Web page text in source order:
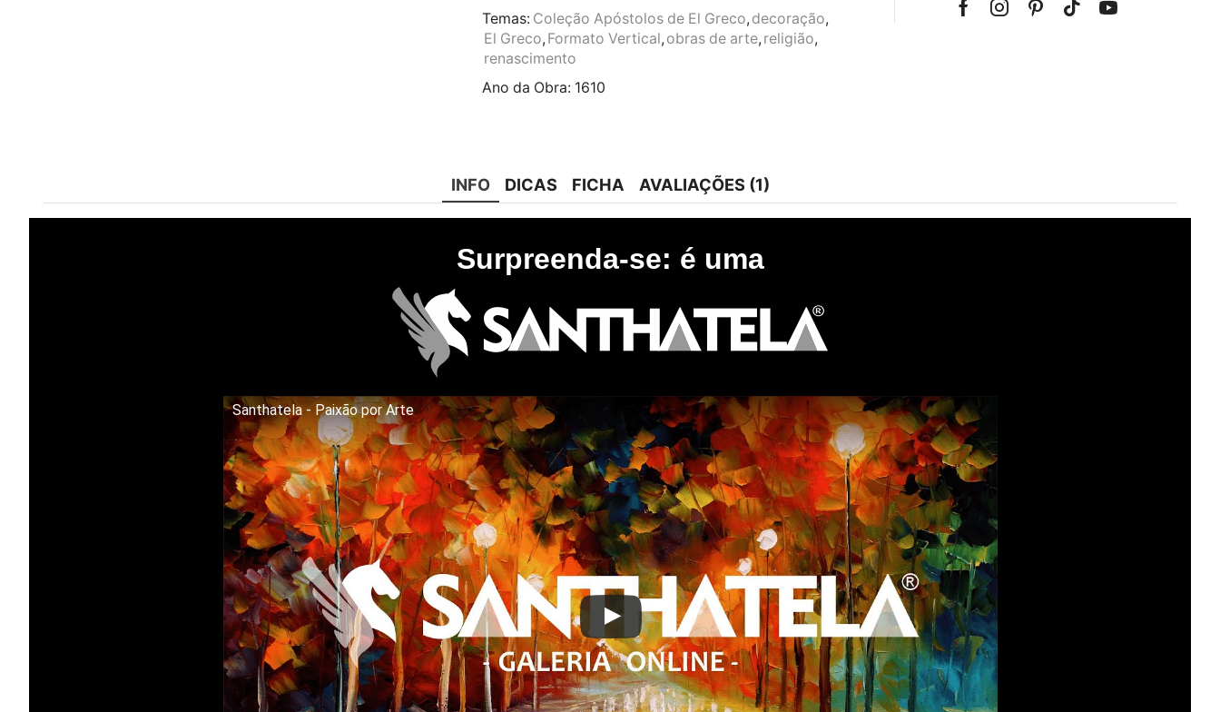
Temas: Coleção Apóstolos de El Greco, decoração,
El Greco, Formato Vertical, obras de arte, religião,
renascimento
Ano da Obra: 1610
FacebookInstagramPinterest
Tik-Youtube
INFO DICAS FICHA AVALIAÇÕES (1)
Surpreenda-se: é uma
Santhatela - Paixão por Arte